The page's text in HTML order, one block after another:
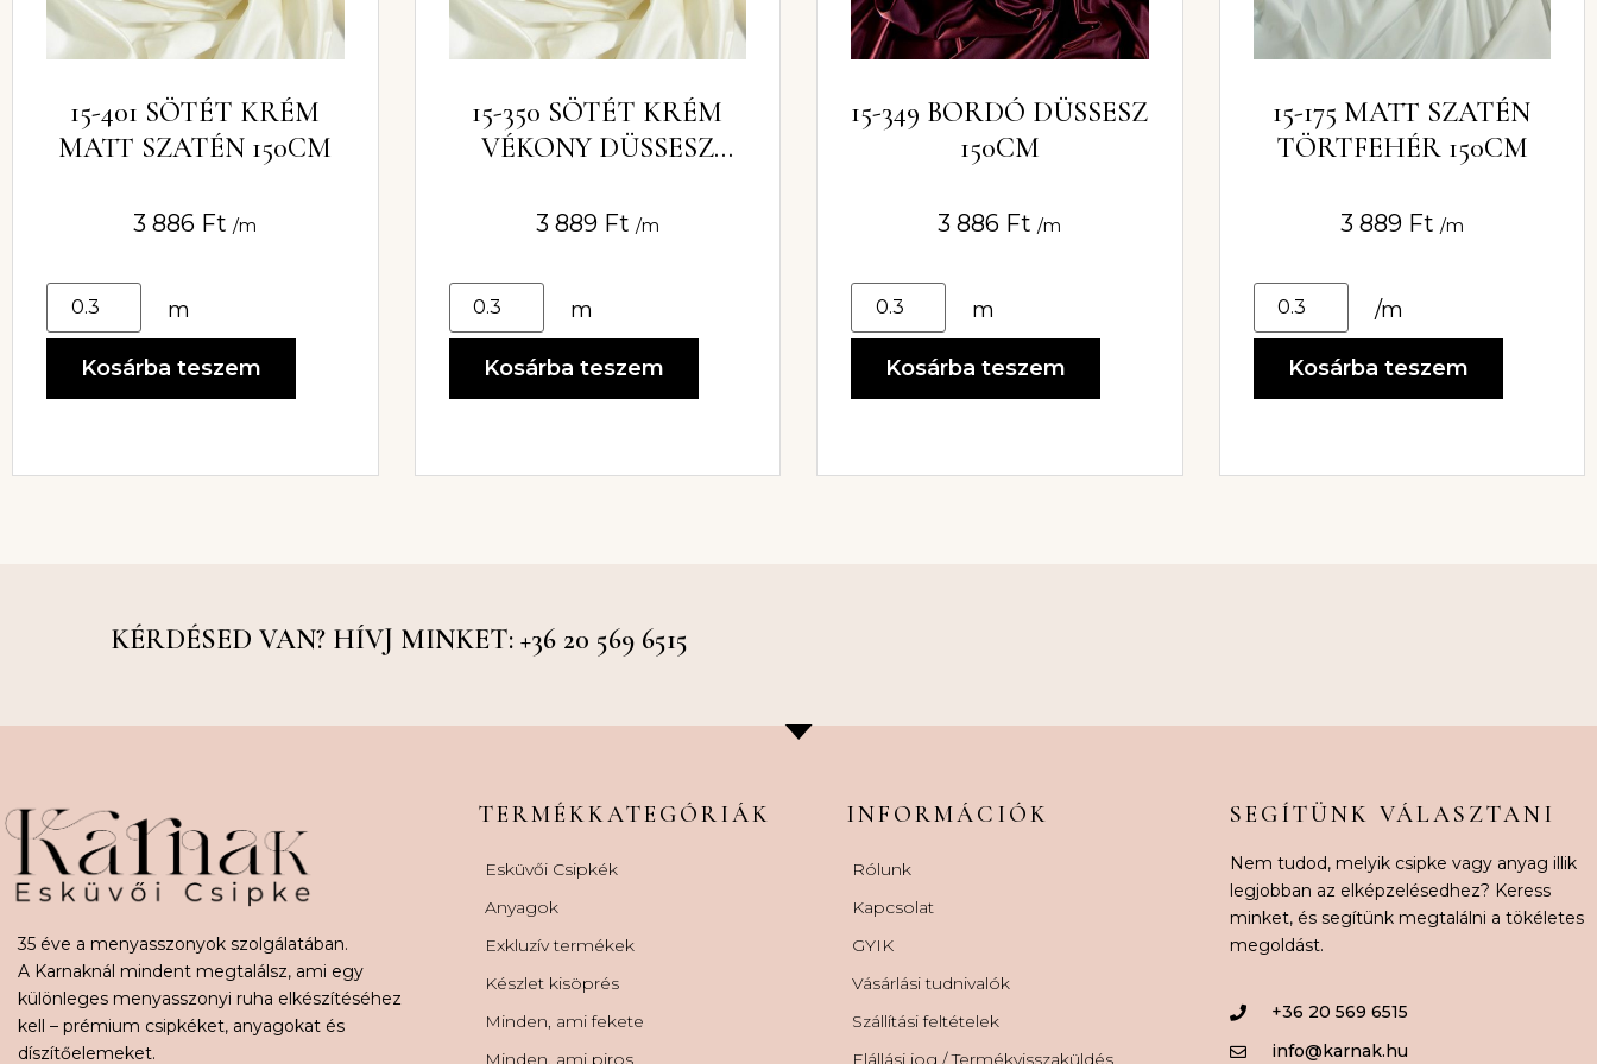
15-401 SÖTÉT KRÉM
MATT SZATÉN 150CM
3 886 Ft /m
m
Kosárba teszem
15-350 SÖTÉT KRÉM
VÉKONY DÜSSESZ
3 889 Ft /m
m
Kosárba teszem
15-349 BORDÓ DÜSSESZ
150CM
3 886 Ft /m
m
Kosárba teszem
15-175 MATT SZATÉN
TÖRTFEHÉR 150CM
3 889 Ft /m
/m
Kosárba teszem
KÉRDÉSED VAN? HÍVJ MINKET: +36 20 569 6515
35 éve a menyasszonyok szolgálatában.
A Karnaknál mindent megtalálsz, ami egy
különleges menyasszonyi ruha elkészítéséhez
kell – prémium csipkéket, anyagokat és
díszítőelemeket.
TERMÉKKATEGÓRIÁK
Esküvői Csipkék
Anyagok
Exkluzív termékek
Készlet kisöprés
Minden, ami fekete
Minden, ami piros
INFORMÁCIÓK
Rólunk
Kapcsolat
GYIK
Vásárlási tudnivalók
Szállítási feltételek
Elállási jog / Termékvisszaküldés
SEGÍTÜNK VÁLASZTANI
Nem tudod, melyik csipke vagy anyag illik
legjobban az elképzelésedhez? Keress
minket, és segítünk megtalálni a tökéletes
megoldást.
+36 20 569 6515
info@karnak.hu